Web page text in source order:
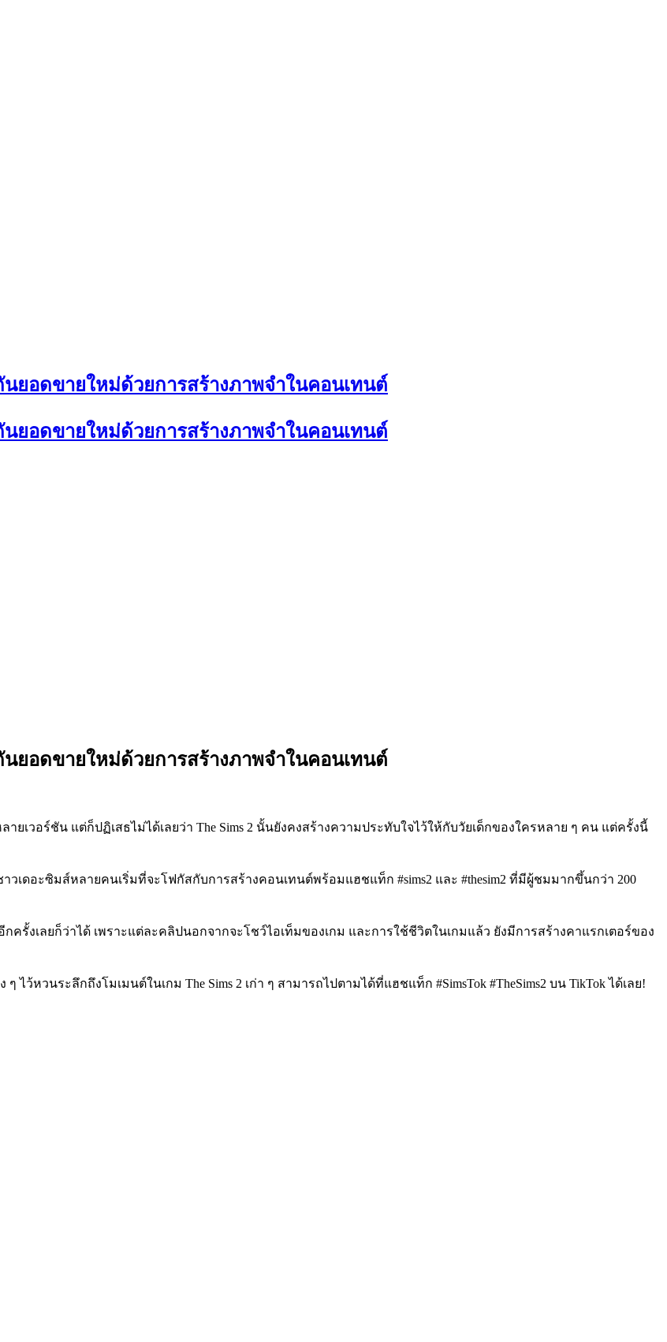
นยอดขายใหม่ด้วยการสร้างภาพจำในคอนเทนต์
นยอดขายใหม่ด้วยการสร้างภาพจำในคอนเทนต์
นยอดขายใหม่ด้วยการสร้างภาพจำในคอนเทนต์
ยเวอร์ชัน แต่ก็ปฏิเสธไม่ได้เลยว่า The Sims 2 นั้นยังคงสร้างความประทับใจไว้ให้กับวัยเด็กของใครหลาย ๆ คน แต่ครั้งนี้
เดอะซิมส์หลายคนเริ่มที่จะโฟกัสกับการสร้างคอนเทนต์พร้อมแฮชแท็ก #sims2 และ #thesim2 ที่มีผู้ชมมากขึ้นกว่า 200
รั้งเลยก็ว่าได้ เพราะแต่ละคลิปนอกจากจะโชว์ไอเท็มของเกม และการใช้ชีวิตในเกมแล้ว ยังมีการสร้างคาแรกเตอร์ของ
ๆ ไว้หวนระลึกถึงโมเมนต์ในเกม The Sims 2 เก่า ๆ สามารถไปตามได้ที่แฮชแท็ก #SimsTok #TheSims2 บน TikTok ได้เลย!